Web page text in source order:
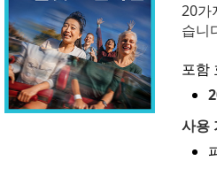
20가
습니
포함
사용